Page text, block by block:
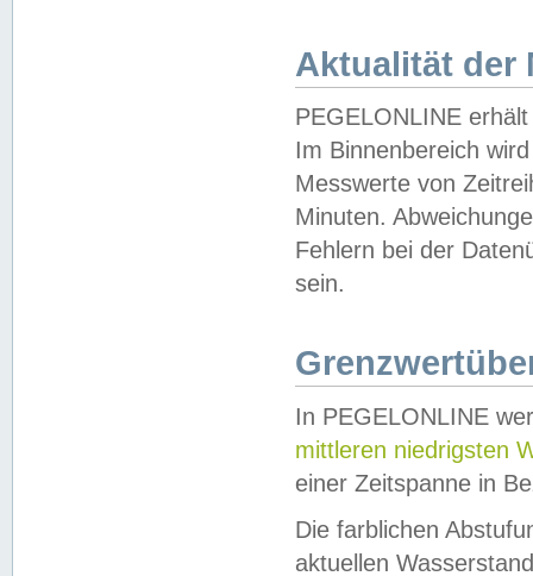
Aktualität der
PEGELONLINE
Im Binnenbereich
Messwerte von
Minuten.
Fehlern bei der
sein.
In PEGELONLINE
mittleren niedrigsten
einer Zeitspanne in
Die farblichen
aktuellen